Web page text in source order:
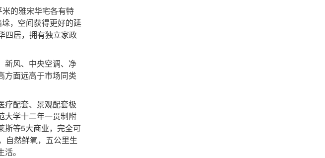
的雅宋华宅各有特
，空间获得更好的延
四居，拥有独立家政
风、中央空调、净
方面远高于市场同类
配套、景观配套极
大学十二年一贯制附
斯等5大商业，完全可
自然鲜氧，五公里生
。